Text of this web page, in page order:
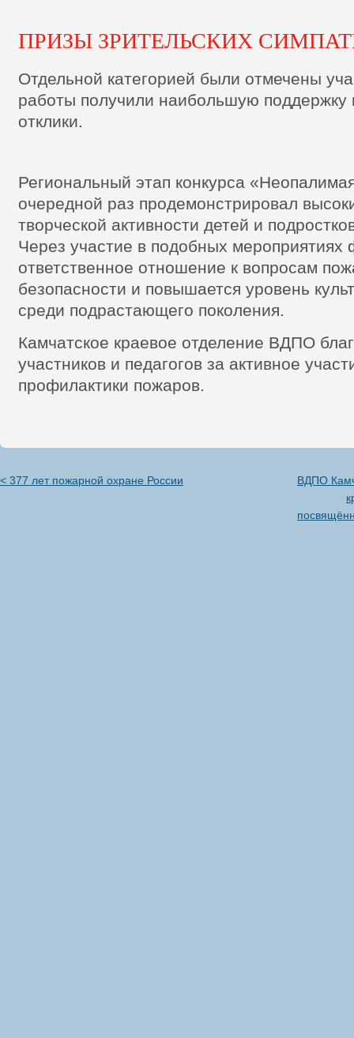
ПРИЗЫ ЗРИТЕЛЬСКИХ
Отдельной категорией были отмечены
работы получили наибольшую поддержку
отклики.
Региональный этап конкурса
очередной раз продемонстрировал
творческой активности детей и
Через участие в подобных мероприятиях
ответственное отношение к вопросам
безопасности и повышается уровень
среди подрастающего поколения.
Камчатское краевое отделение ВДПО
участников и педагогов за активное
профилактики пожаров.
< 377 лет пожарной охране России
ВДПО